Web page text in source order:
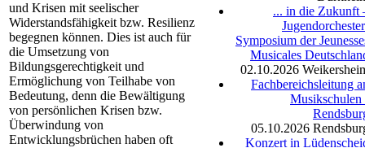
und Krisen mit seelischer
Widerstandsfähigkeit bzw. Resilienz
begegnen können. Dies ist auch für
die Umsetzung von
Bildungsgerechtigkeit und
Ermöglichung von Teilhabe von
Bedeutung, denn die Bewältigung
von persönlichen Krisen bzw.
Überwindung von
Entwicklungsbrüchen haben oft
... in die Zukunft
Symposium der
Musicales
02.10.2026
Fachbereichsleitung
Musikschulen
05.10.2026
Konzert in